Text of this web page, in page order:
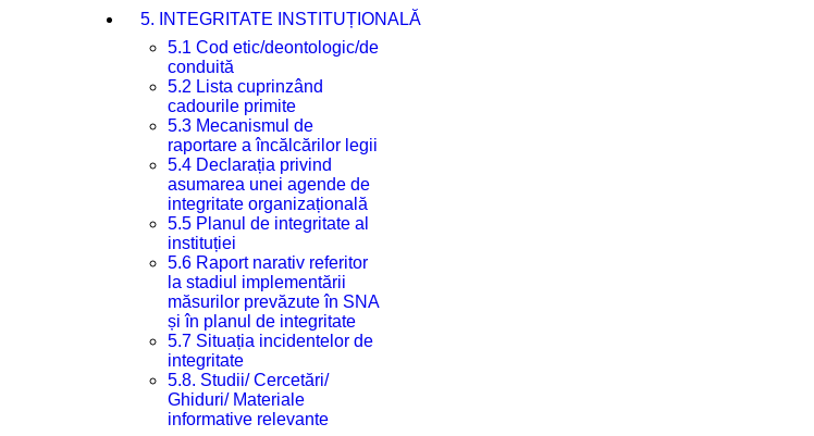
5. INTEGRITATE INSTITUȚIONALĂ
5.1 Cod etic/deontologic/de
conduită
5.2 Lista cuprinzând
cadourile primite
5.3 Mecanismul de
raportare a încălcărilor legii
5.4 Declarația privind
asumarea unei agende de
integritate organizațională
5.5 Planul de integritate al
instituției
5.6 Raport narativ referitor
la stadiul implementării
măsurilor prevăzute în SNA
și în planul de integritate
5.7 Situația incidentelor de
integritate
5.8. Studii/ Cercetări/
Ghiduri/ Materiale
informative relevante